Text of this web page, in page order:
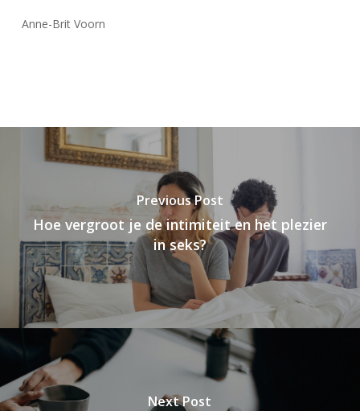
Anne-Brit Voorn
Previous Post
Hoe vergroot je de intimiteit en het plezier
in seks?
Next Post